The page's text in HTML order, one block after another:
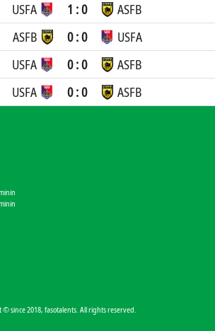
USFA 1 : 0 ASFB
ASFB 0 : 0 USFA
USFA 0 : 0 ASFB
USFA 0 : 0 ASFB
since 2018, fasotalents. All rights reserved.